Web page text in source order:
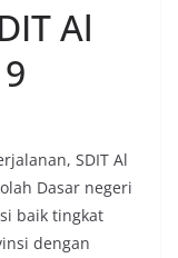
Al
SDIT Al
Dasar negeri
baik tingkat
dengan